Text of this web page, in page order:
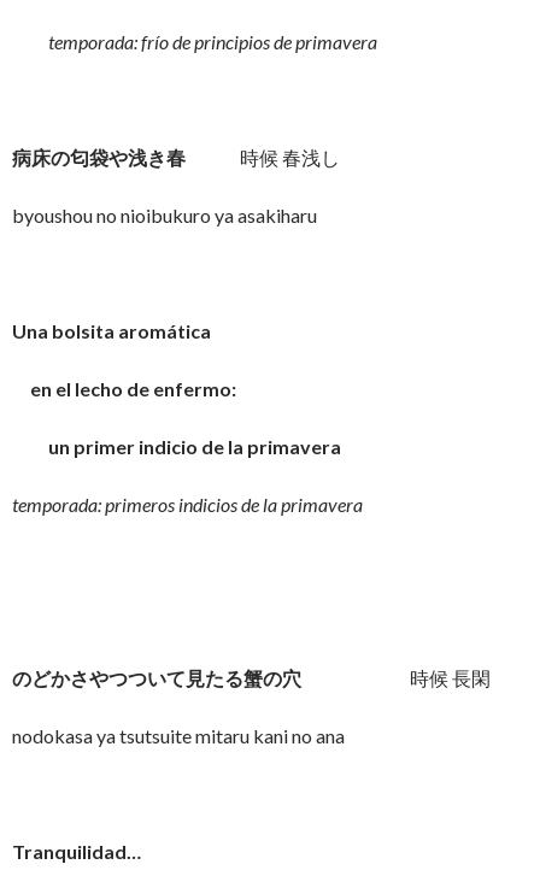
temporada: frío de principios de primavera
病床の匂袋や浅き春 時候 春浅し
byoushou no nioibukuro ya asakiharu
Una bolsita aromática
en el lecho de enfermo:
un primer indicio de la primavera
temporada: primeros indicios de la primavera
のどかさやつついて見たる蟹の穴 時候 長閑
nodokasa ya tsutsuite mitaru kani no ana
Tranquilidad…